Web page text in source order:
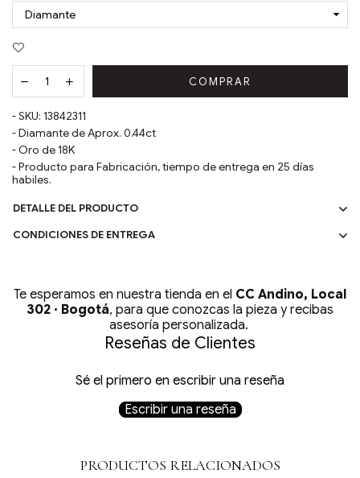
COMPRAR
- SKU: 13842311
-Diamante de Aprox. 0.44ct
- Oro de18K
- Producto para Fabricación, tiempo de entrega en 25 días
habiles.
DETALLE DEL PRODUCTO
CONDICIONES DE ENTREGA
Te esperamos en nuestra tienda en el CC Andino, Local
302 · Bogotá, para que conozcas la pieza y recibas
asesoría personalizada.
Reseñas de Clientes
Sé el primero en escribir una reseña
Escribir una reseña
PRODUCTOS RELACIONADOS